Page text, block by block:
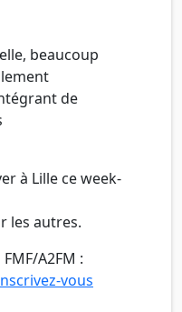
beaucoup
de
à Lille ce week-
les autres.
A2FM :
vous